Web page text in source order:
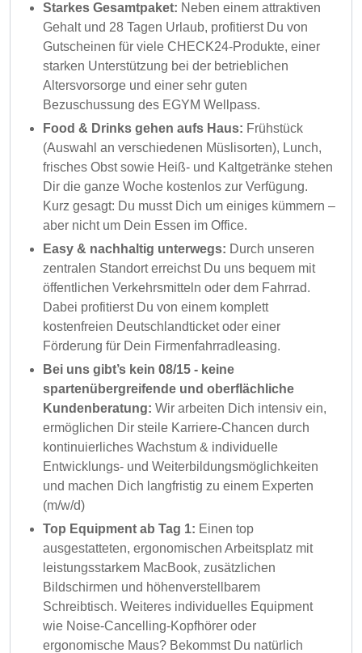
Starkes Gesamtpaket: Neben einem attraktiven
Gehalt und 28 Tagen Urlaub, profitierst Du von
Gutscheinen für viele CHECK24-Produkte, einer
starken Unterstützung bei der betrieblichen
Altersvorsorge und einer sehr guten
Bezuschussung des EGYM Wellpass.
Food & Drinks gehen aufs Haus: Frühstück
(Auswahl an verschiedenen Müslisorten), Lunch,
frisches Obst sowie Heiß- und Kaltgetränke stehen
Dir die ganze Woche kostenlos zur Verfügung.
Kurz gesagt: Du musst Dich um einiges kümmern –
aber nicht um Dein Essen im Office.
Easy & nachhaltig unterwegs: Durch unseren
zentralen Standort erreichst Du uns bequem mit
öffentlichen Verkehrsmitteln oder dem Fahrrad.
Dabei profitierst Du von einem komplett
kostenfreien Deutschlandticket oder einer
Förderung für Dein Firmenfahrradleasing.
Bei uns gibt’s kein 08/15 - keine
spartenübergreifende und oberflächliche
Kundenberatung: Wir arbeiten Dich intensiv ein,
ermöglichen Dir steile Karriere-Chancen durch
kontinuierliches Wachstum & individuelle
Entwicklungs- und Weiterbildungsmöglichkeiten
und machen Dich langfristig zu einem Experten
(m/w/d)
Top Equipment ab Tag 1: Einen top
ausgestatteten, ergonomischen Arbeitsplatz mit
leistungsstarkem MacBook, zusätzlichen
Bildschirmen und höhenverstellbarem
Schreibtisch. Weiteres individuelles Equipment
wie Noise-Cancelling-Kopfhörer oder
ergonomische Maus? Bekommst Du natürlich